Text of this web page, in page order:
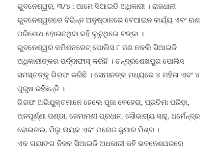
ଭୁବନେଶ୍ୱର, ୩/୪ : ଆମେ ସିଆଇଡି ଅଧିକାରୀ । ରାଜଧାନୀ
ଭୁବନେଶ୍ୱରରେ ବିଭିନ୍ନ ଅନୁଷ୍ଠାନରେ ବେଆଇନ କାର୍ଯ୍ୟ ଏବଂ ଋଣ
ପରିଶୋଧ ହୋଇନଥିବା କହି ଲୁଟୁଥିଲେ ଟଙ୍କା ।
ଭୁବନେଶ୍ୱର କମିଶନରେଟ୍ ପୋଲିସ ୮ ଜଣ ନକଲି ସିଆଇଡି
ଅଧିକାରୀଙ୍କର ପର୍ଦ୍ଦାଫାସ୍ କରିଛି । ଚନ୍ଦ୍ରଶେଖପୁର ପୋଲିସ
ସମସ୍ତଙ୍କୁ ଗିରଫ କରିଛି । ସେମାନଙ୍କ ମଧ୍ୟରେ ୪ ମହିଳା ଏବଂ ୪
ପୁରୁଷ ରହିଛନ୍ତି ।
ଗିରଫ ଅଭିଯୁକ୍ତମାନେ ହେଲେ ପୂଜା ବେହେରା, ପ୍ରତିମା ପରିଡ଼ା,
ଅନପୂର୍ଣ୍ଣା ପଣ୍ଡା, ଜେମାମଣୀ ପ୍ରଧାନ, ସୌଭାଗ୍ୟ ସାହୁ, ଧର୍ମେନ୍ଦ୍ର
ବୋଇତାଇ, ମିଲୁ ନାୟକ ଏବଂ ମନୋଜ କୁମାର ମିଶ୍ର ।
ଏକ ଗ୍ୟାଙ୍ଗ୍ ନିଜକୁ ସିଆଇଡି ଅଧିକାରୀ କହି ଭୁବନେଶ୍ୱରରେ